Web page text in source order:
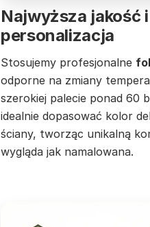
Najwyższa jakość i
personalizacja
Stosujemy profesjonalne
odporne na zmiany
szerokiej palecie ponad 60
idealnie dopasować kolor
ściany, tworząc unikalną
wygląda jak namalowana.